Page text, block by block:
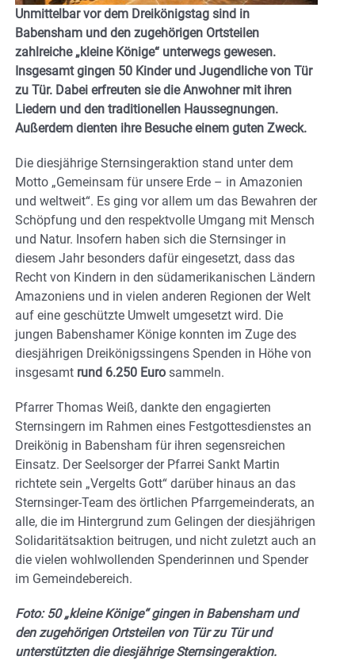
Unmittelbar vor dem Dreikönigstag sind in
Babensham und den zugehörigen Ortsteilen
zahlreiche „kleine Könige“ unterwegs gewesen.
Insgesamt gingen 50 Kinder und Jugendliche von Tür
zu Tür. Dabei erfreuten sie die Anwohner mit ihren
Liedern und den traditionellen Haussegnungen.
Außerdem dienten ihre Besuche einem guten Zweck.
Die diesjährige Sternsingeraktion stand unter dem
Motto „Gemeinsam für unsere Erde – in Amazonien
und weltweit“. Es ging vor allem um das Bewahren der
Schöpfung und den respektvolle Umgang mit Mensch
und Natur. Insofern haben sich die Sternsinger in
diesem Jahr besonders dafür eingesetzt, dass das
Recht von Kindern in den südamerikanischen Ländern
Amazoniens und in vielen anderen Regionen der Welt
auf eine geschützte Umwelt umgesetzt wird. Die
jungen Babenshamer Könige konnten im Zuge des
diesjährigen Dreikönigssingens Spenden in Höhe von
insgesamt rund 6.250 Euro sammeln.
Pfarrer Thomas Weiß, dankte den engagierten
Sternsingern im Rahmen eines Festgottesdienstes an
Dreikönig in Babensham für ihren segensreichen
Einsatz. Der Seelsorger der Pfarrei Sankt Martin
richtete sein „Vergelts Gott“ darüber hinaus an das
Sternsinger-Team des örtlichen Pfarrgemeinderats, an
alle, die im Hintergrund zum Gelingen der diesjährigen
Solidaritätsaktion beitrugen, und nicht zuletzt auch an
die vielen wohlwollenden Spenderinnen und Spender
im Gemeindebereich.
Foto: 50 „kleine Könige“ gingen in Babensham und
den zugehörigen Ortsteilen von Tür zu Tür und
unterstützten die diesjährige Sternsingeraktion.